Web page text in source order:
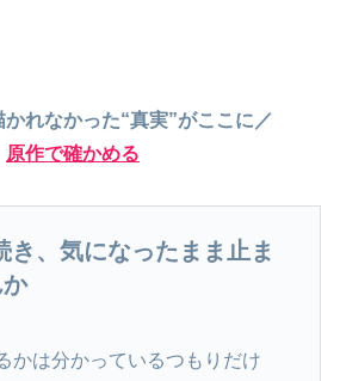
れなかった“真実”がここに／
原作で確かめる
き、気になったまま止ま
かは分かっているつもりだけ